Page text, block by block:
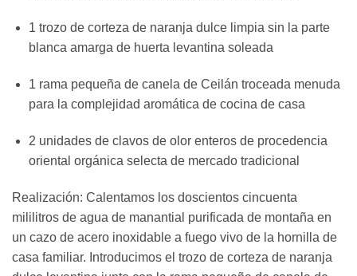
1 trozo de corteza de naranja dulce limpia sin la parte
blanca amarga de huerta levantina soleada
1 rama pequeña de canela de Ceilán troceada menuda
para la complejidad aromática de cocina de casa
2 unidades de clavos de olor enteros de procedencia
oriental orgánica selecta de mercado tradicional
Realización: Calentamos los doscientos cincuenta
mililitros de agua de manantial purificada de montaña en
un cazo de acero inoxidable a fuego vivo de la hornilla de
casa familiar. Introducimos el trozo de corteza de naranja